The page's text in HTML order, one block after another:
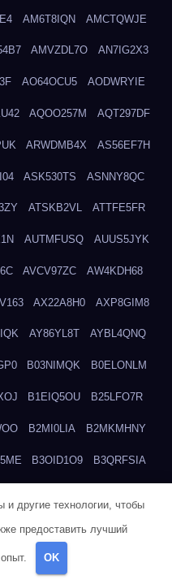
AM6T8IQN AMCTQWJE
AMVZDL7O AN7IG2X3
AO64OCU5 AODWRYIE
AQOO257M AQT297DF
ARWDMB4X AS56EF7H
ASK530TS ASNNY8QC
ATSKB2VL ATTFE5FR
AUTMFUSQ AUUS5JYK
AVCV97ZC AW4KDH68
AX22A8H0 AXP8GIM8
AY86YL8T AYBL4QNQ
B03NIMQK B0ELONLM
B1EIQ5OU B25LFO7R
B2MI0LIA B2MKMHNY
B3OID1O9 B3QRFSIA
B83LODZ5
B91DTZMF
и другие технологии, чтобы
предоставить лучший
OK